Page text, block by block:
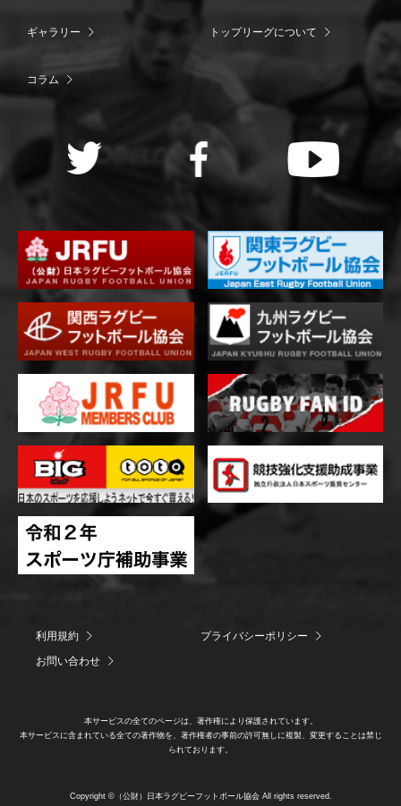
ギャラリー トップリーグについて
コラム
利用規約
プライバシーポリシー
お問い合わせ
本サービスの全てのページは、著作権により保護されています。
本サービスに含まれている全ての著作物を、著作権者の事前の許可無しに複製、変更することは禁じ
られております。
Copyright ©（公財）日本ラグビーフットボール協会 All rights reserved.